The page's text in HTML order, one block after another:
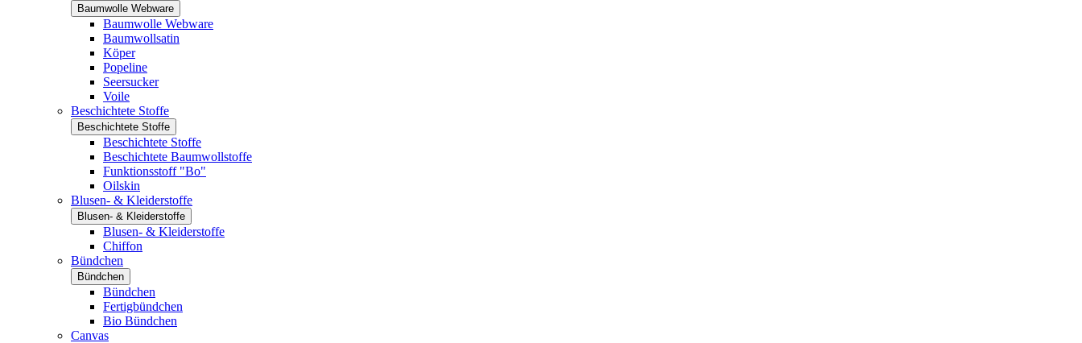
Baumwolle Webware
Baumwolle Webware
Baumwollsatin
Köper
Popeline
Seersucker
Voile
Beschichtete Stoffe
Beschichtete Stoffe
Beschichtete Stoffe
Beschichtete Baumwollstoffe
Funktionsstoff "Bo"
Oilskin
Blusen- & Kleiderstoffe
Blusen- & Kleiderstoffe
Blusen- & Kleiderstoffe
Chiffon
Bündchen
Bündchen
Bündchen
Fertigbündchen
Bio Bündchen
Canvas